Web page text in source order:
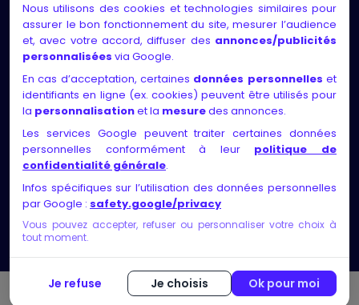
Nous utilisons des cookies et technologies similaires pour
assurer le bon fonctionnement du site, mesurer l’audience
et, avec votre accord, diffuser des annonces/publicités
personnalisées via Google.
En cas d’acceptation, certaines données personnelles et
identifiants en ligne (ex. cookies) peuvent être utilisés pour
la personnalisationet la mesuredes annonces.
Les services Google peuvent traiter certaines données
personnelles conformément à leur politique de
confidentialité générale.
Infos spécifiques sur l’utilisation des données personnelles
par Google : safety.google/privacy
Vous pouvez accepter, refuser ou personnaliser votre choix à
tout moment.
Je refuse Je choisis Ok pour moi
Entretiens individuels et suivi régulier, adaptés au
rythme et aux besoins de chacun
Identification des compétences, exploration des
motivations, élaboration d’un projet solide et
faisable, validation via des rencontres ou
recherches métier
Nos certificats de qualité
© Copyright 2026 bilan-competences ▸ Tous droits réservés